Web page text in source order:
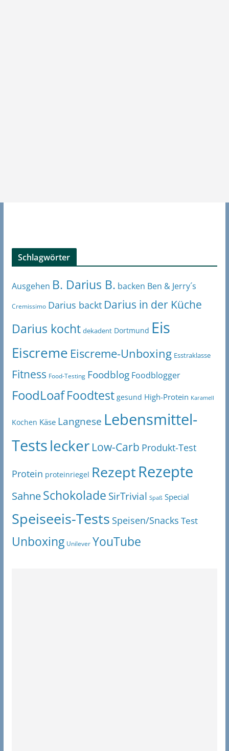
Schlagwörter
Ausgehen B. Darius B. backen Ben & Jerry´s
Cremissimo Darius backt Darius in der Küche
Darius kocht dekadent Dortmund Eis
Eiscreme Eiscreme-Unboxing Esstraklasse
Fitness Food-Testing Foodblog Foodblogger
FoodLoaf Foodtest gesund High-Protein Karamell
Kochen Käse Langnese Lebensmittel-
Testslecker Low-Carb Produkt-Test
Protein proteinriegel RezeptRezepte
SahneSchokolade SirTrivial Spaß Special
Speiseeis-Tests Speisen/Snacks Test
Unboxing Unilever YouTube